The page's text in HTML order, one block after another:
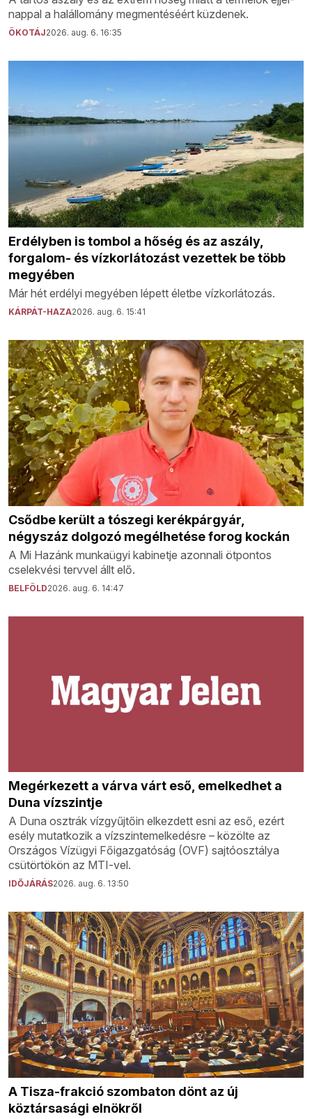
nappal a halállomány megmentéséért küzdenek.
ÖKOTÁJ2026. aug. 6. 16:35
Erdélyben is tombol a hőség és az aszály,
forgalom- és vízkorlátozást vezettek be több
megyében
Már hét erdélyi megyében lépett életbe vízkorlátozás.
KÁRPÁT-HAZA2026. aug. 6. 15:41
Csődbe került a tószegi kerékpárgyár,
négyszáz dolgozó megélhetése forog kockán
A Mi Hazánk munkaügyi kabinetje azonnali ötpontos
cselekvési tervvel állt elő.
BELFÖLD2026. aug. 6. 14:47
Megérkezett a várva várt eső, emelkedhet a
Duna vízszintje
A Duna osztrák vízgyűjtőin elkezdett esni az eső, ezért
esély mutatkozik a vízszintemelkedésre – közölte az
Országos Vízügyi Főigazgatóság (OVF) sajtóosztálya
csütörtökön az MTI-vel.
IDŐJÁRÁS2026. aug. 6. 13:50
A Tisza-frakció szombaton dönt az új
köztársasági elnökről